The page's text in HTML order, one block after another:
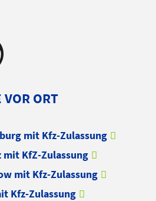
VOR ORT
mit Kfz-Zulassung
KfZ-Zulassung
mit Kfz-Zulassung
Kfz-Zulassung